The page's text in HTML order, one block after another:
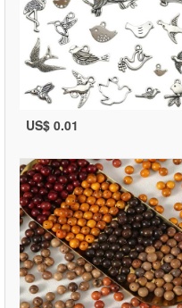
US$ 0.01